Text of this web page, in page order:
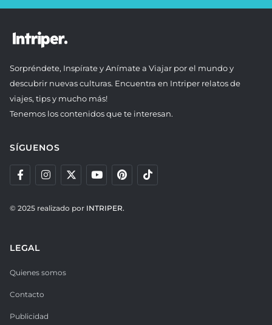
Sorpréndete, Inspírate y Anímate a Viajar por el mundo y
descubrir nuevas culturas. Encuentra en Intriper relatos de
viajes, tips y mucho más!
Tenemos los contenidos que te interesan.
SÍGUENOS
© 2025 realizado por INTRIPER.
LEGAL
Quienes somos
Contacto
Publicidad